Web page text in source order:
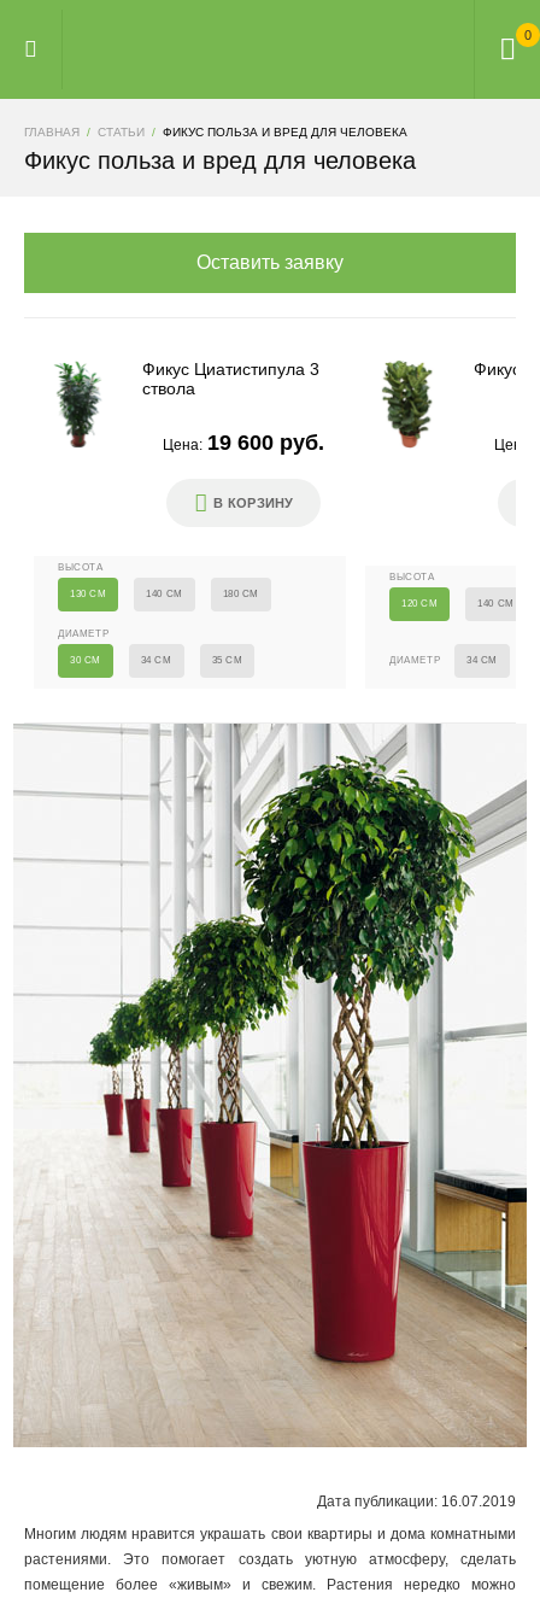
0
ГЛАВНАЯ СТАТЬИ ФИКУС ПОЛЬЗА И ВРЕД ДЛЯ ЧЕЛОВЕКА
Фикус польза и вред для человека
Дата публикации: 16.07.2019
Многим людям нравится украшать свои квартиры и дома комнатными
растениями. Это помогает создать уютную атмосферу, сделать
помещение более «живым» и свежим. Растения нередко можно
Оставить заявку
Фикус Циатистипула 3
ствола
Цена: 19 600 руб.
В КОРЗИНУ
ВЫСОТА
130 СМ 140 СМ 180 СМ
ДИАМЕТР
30 СМ 34 СМ 35 СМ
Фикус
Цена:
ВЫСОТА
120 СМ 140 СМ
ДИАМЕТР 34 СМ